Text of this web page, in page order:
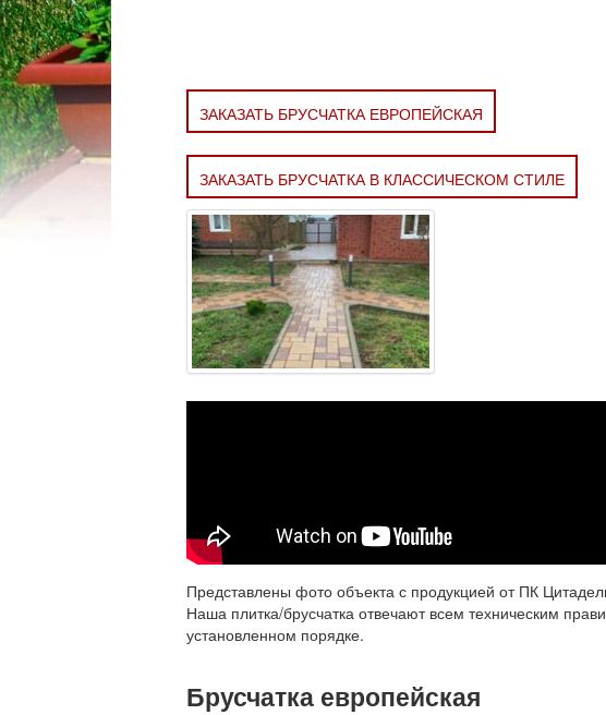
ЗАКАЗАТЬ БРУСЧАТКА ЕВРОПЕЙСКАЯ
ЗАКАЗАТЬ БРУСЧАТКА В КЛАССИЧЕСКОМ СТИЛЕ
Представлены фото объекта с продукцией от ПК
Наша плитка/брусчатка отвечают всем техническим
установленном порядке.
Брусчатка европейская